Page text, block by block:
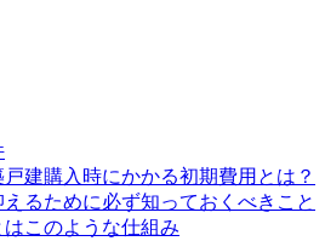
建購入時にかかる初期費用とは？
るために必ず知っておくべきこと
このような仕組み